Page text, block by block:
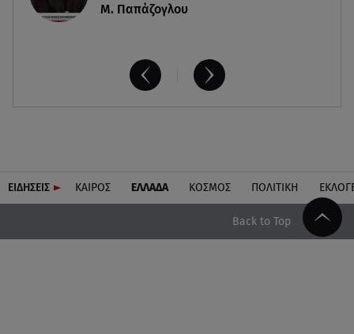
Μ. Παπάζογλου
ΕΙΔΗΣΕΙΣ ΚΑΙΡΟΣ ΕΛΛΑΔΑ ΚΟΣΜΟΣ ΠΟΛΙΤΙΚΗ
Back to Top